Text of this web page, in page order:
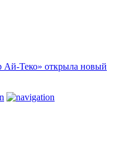
Теко» открыла новый